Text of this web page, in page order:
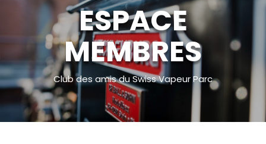
ESPACE
MEMBRES
Club des amis du Swiss Vapeur Parc